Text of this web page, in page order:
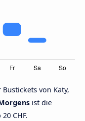
von Katy,
ist die
CHF.